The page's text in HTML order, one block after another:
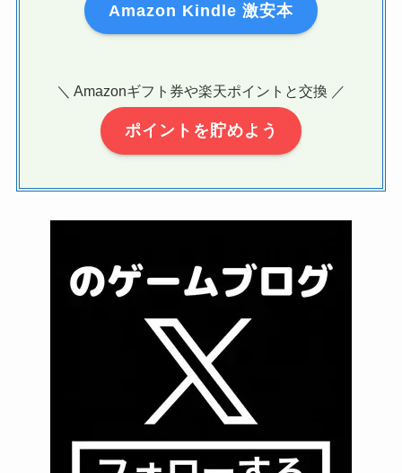
Amazon Kindle 激安本
＼ Amazonギフト券や楽天ポイントと交換 ／
ポイントを貯めよう